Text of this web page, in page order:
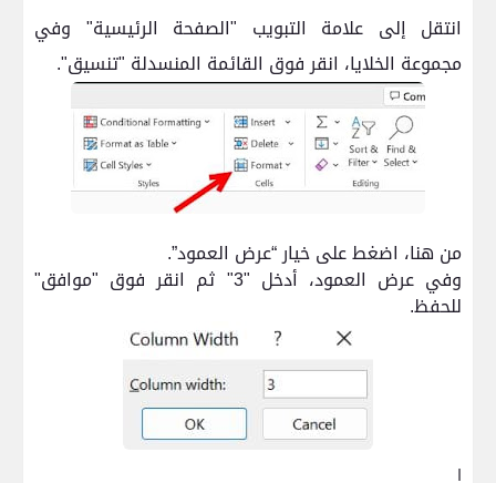
انتقل إلى علامة التبويب "الصفحة الرئيسية" وفي
مجموعة الخلايا، انقر فوق القائمة المنسدلة "تنسيق".
من هنا، اضغط على خيار “عرض العمود”.
وفي عرض العمود، أدخل "3" ثم انقر فوق "موافق"
للحفظ.
ا